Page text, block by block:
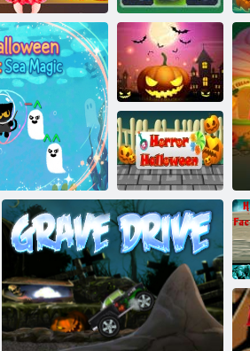
ballīte
Halovīni
madžongs
Cat: jūras maģija
Baisa Helovīna
ballīte
Horora Helovīns